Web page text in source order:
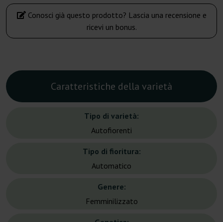
Conosci già questo prodotto? Lascia una recensione e
ricevi un bonus.
Caratteristiche della varietà
Tipo di varietà:
Autofiorenti
Tipo di fioritura:
Automatico
Genere:
Femminilizzato